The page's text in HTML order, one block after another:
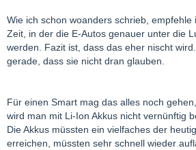
Wie ich schon woanders schrieb,
Zeit, in der die E-Autos genauer unter die
werden. Fazit ist, dass das eher nischt
gerade, dass sie nicht dran glauben.
Für einen Smart mag das alles noch
wird man mit Li-Ion Akkus nicht vernünftig
Die Akkus müssten ein vielfaches der
erreichen, müssten sehr schnell wieder